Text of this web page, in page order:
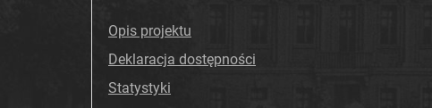
Opis projektu
Deklaracja dostępności
Statystyki